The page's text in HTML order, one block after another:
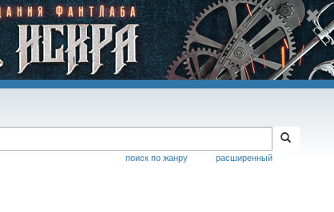
расширенный
поиск по жанру